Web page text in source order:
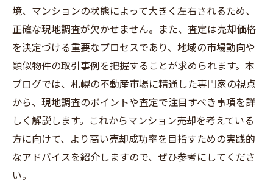
境、マンションの状態によって大きく左右されるため、
正確な現地調査が欠かせません。また、査定は売却価格
を決定づける重要なプロセスであり、地域の市場動向や
類似物件の取引事例を把握することが求められます。本
ブログでは、札幌の不動産市場に精通した専門家の視点
から、現地調査のポイントや査定で注目すべき事項を詳
しく解説します。これからマンション売却を考えている
方に向けて、より高い売却成功率を目指すための実践的
なアドバイスを紹介しますので、ぜひ参考にしてくださ
い。